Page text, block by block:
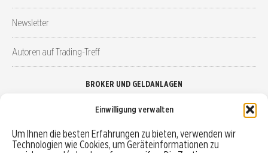
Einwilligung verwalten
Um Ihnen die besten Erfahrungen zu bieten, verwenden wir
Technologien wie Cookies, um Geräteinformationen zu
Newsletter
Autoren auf Trading-Treff
BROKER UND GELDANLAGEN
Robo-Advisor vergleichen